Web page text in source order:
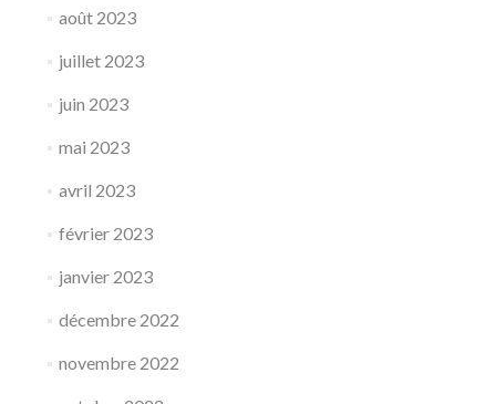
août 2023
juillet 2023
juin 2023
mai 2023
avril 2023
février 2023
janvier 2023
décembre 2022
novembre 2022